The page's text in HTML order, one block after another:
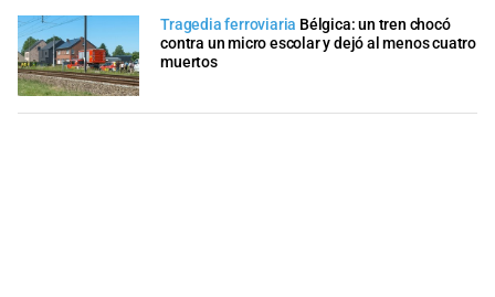
Tragedia ferroviaria Bélgica: un tren chocó
contra un micro escolar y dejó al menos cuatro
muertos